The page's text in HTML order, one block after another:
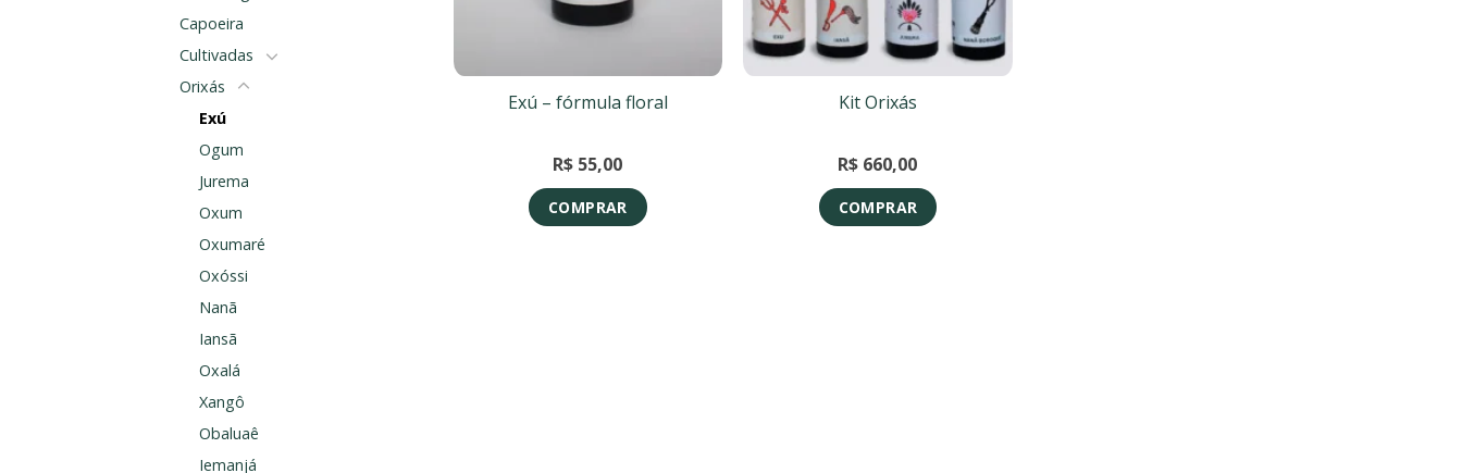
Capoeira
Cultivadas
Orixás
Exú
Ogum
Jurema
Oxum
Oxumaré
Oxóssi
Nanã
Iansã
Oxalá
Xangô
Obaluaê
Iemanjá
Exú – fórmula floral
R$ 55,00
COMPRAR
Kit Orixás
R$ 660,00
COMPRAR